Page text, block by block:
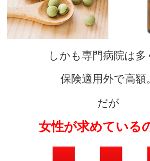
しかも専門病院は多
保険適用外で高額。
だが
女性が求めている